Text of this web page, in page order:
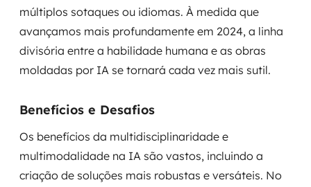
múltiplos sotaques ou idiomas. À medida que
avançamos mais profundamente em 2024, a linha
divisória entre a habilidade humana e as obras
moldadas por IA se tornará cada vez mais sutil.
Benefícios e Desafios
Os benefícios da multidisciplinaridade e
multimodalidade na IA são vastos, incluindo a
criação de soluções mais robustas e versáteis. No